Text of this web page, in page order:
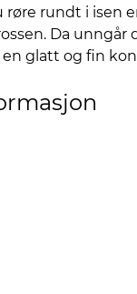
røre rundt i isen
Da unngår
en glatt og fin